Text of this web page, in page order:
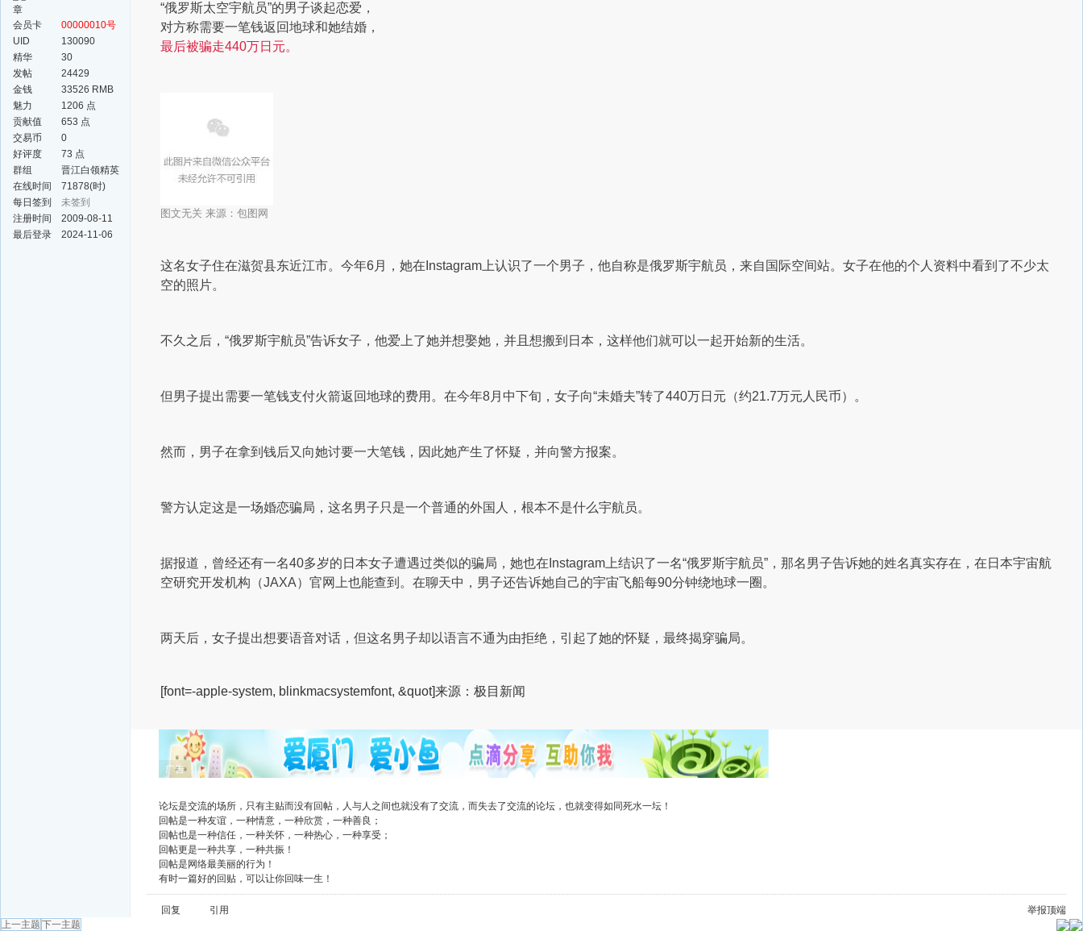
会员卡
00000010号
UID
130090
精华
30
发帖
24429
金钱
33526 RMB
魅力
1206 点
贡献值
653 点
交易币
0
好评度
73 点
群组
晋江白领精英
群
在线时间
71878(时)
每日签到
未签到
注册时间
2009-08-11
最后登录
2024-11-06
“俄罗斯太空宇航员”的男子谈起恋爱，
对方称需要一笔钱返回地球和她结婚，
最后被骗走440万日元。
图文无关 来源：包图网
这名女子住在滋贺县东近江市。今年6月，她在Instagram上认识了一个男子，他自称是俄罗斯宇航员，来自国际空间站。女子在他的个人资料中看到了不少太
空的照片。
不久之后，“俄罗斯宇航员”告诉女子，他爱上了她并想娶她，并且想搬到日本，这样他们就可以一起开始新的生活。
但男子提出需要一笔钱支付火箭返回地球的费用。在今年8月中下旬，女子向“未婚夫”转了440万日元（约21.7万元人民币）。
然而，男子在拿到钱后又向她讨要一大笔钱，因此她产生了怀疑，并向警方报案。
警方认定这是一场婚恋骗局，这名男子只是一个普通的外国人，根本不是什么宇航员。
据报道，曾经还有一名40多岁的日本女子遭遇过类似的骗局，她也在Instagram上结识了一名“俄罗斯宇航员”，那名男子告诉她的姓名真实存在，在日本宇宙航
空研究开发机构（JAXA）官网上也能查到。在聊天中，男子还告诉她自己的宇宙飞船每90分钟绕地球一圈。
两天后，女子提出想要语音对话，但这名男子却以语言不通为由拒绝，引起了她的怀疑，最终揭穿骗局。
[font=-apple-system, blinkmacsystemfont, &quot]来源：极目新闻
广告
论坛是交流的场所，只有主贴而没有回帖，人与人之间也就没有了交流，而失去了交流的论坛，也就变得如同死水一坛！
回帖是一种友谊，一种情意，一种欣赏，一种善良；
回帖也是一种信任，一种关怀，一种热心，一种享受；
回帖更是一种共享，一种共振！
回帖是网络最美丽的行为！
有时一篇好的回贴，可以让你回味一生！
回复 引用 举报顶端
上一主题 下一主题